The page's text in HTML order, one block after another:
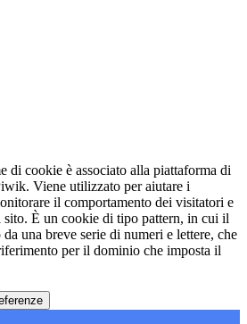
di cookie è associato alla piattaforma di
Viene utilizzato per aiutare i
il comportamento dei visitatori e
sito. È un cookie di tipo pattern, in cui il
una breve serie di numeri e lettere, che
per il dominio che imposta il